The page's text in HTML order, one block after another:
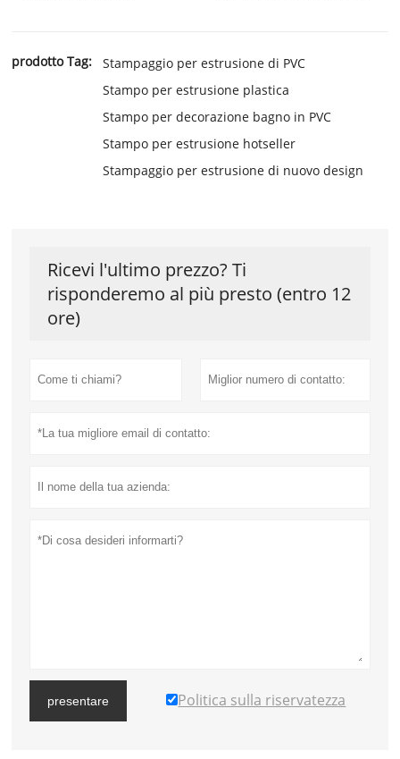
prodotto Tag:
Stampaggio per estrusione di PVC
Stampo per estrusione plastica
Stampo per decorazione bagno in PVC
Stampo per estrusione hotseller
Stampaggio per estrusione di nuovo design
Ricevi l'ultimo prezzo? Ti
risponderemo al più presto (entro 12
ore)
presentare Politica sulla riservatezza